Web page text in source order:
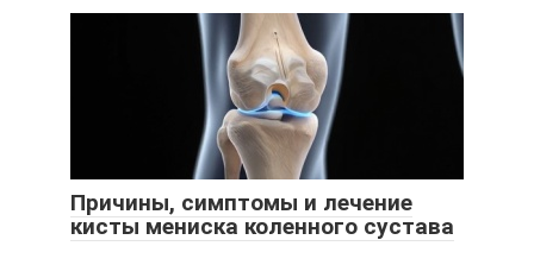
Причины, симптомы и лечение
кисты мениска коленного сустава